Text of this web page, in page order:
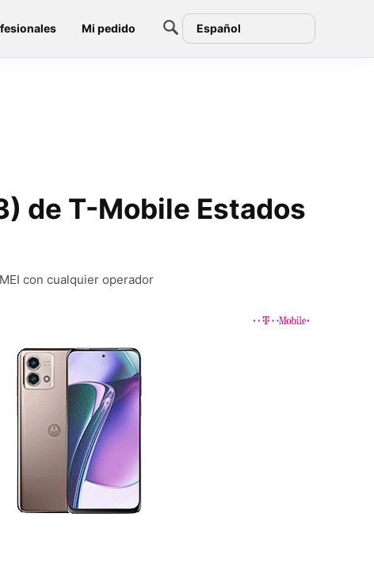
Mi pedido Español
de T-Mobile Estados
con cualquier operador